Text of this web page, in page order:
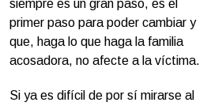
siempre es un gran paso, es el
primer paso para poder cambiar y
que, haga lo que haga la familia
acosadora, no afecte a la víctima.
Si ya es difícil de por sí mirarse al